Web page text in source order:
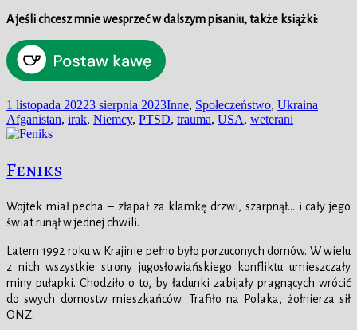
A jeśli chcesz mnie wesprzeć w dalszym pisaniu, także książki:
Data
publikacji
1 listopada 20223 sierpnia 2023Kategorie
Inne, Społeczeństwo, Ukraina
Afganistan, irak, Niemcy, PTSD, trauma, USA, weterani
Feniks
Wojtek miał pecha – złapał za klamkę drzwi, szarpnął… i cały jego
świat runął w jednej chwili.
Latem 1992 roku w Krajinie pełno było porzuconych domów. W wielu
z nich wszystkie strony jugosłowiańskiego konfliktu umieszczały
miny pułapki. Chodziło o to, by ładunki zabijały pragnących wrócić
do swych domostw mieszkańców. Trafiło na Polaka, żołnierza sił
ONZ.